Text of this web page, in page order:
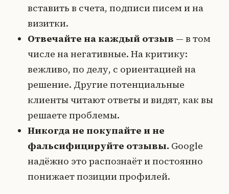
вставить в счета, подписи писем и на
визитки.
Отвечайте на каждый отзыв — в том
числе на негативные. На критику:
вежливо, по делу, с ориентацией на
решение. Другие потенциальные
клиенты читают ответы и видят, как вы
решаете проблемы.
Никогда не покупайте и не
фальсифицируйте отзывы. Google
надёжно это распознаёт и постоянно
понижает позиции профилей.